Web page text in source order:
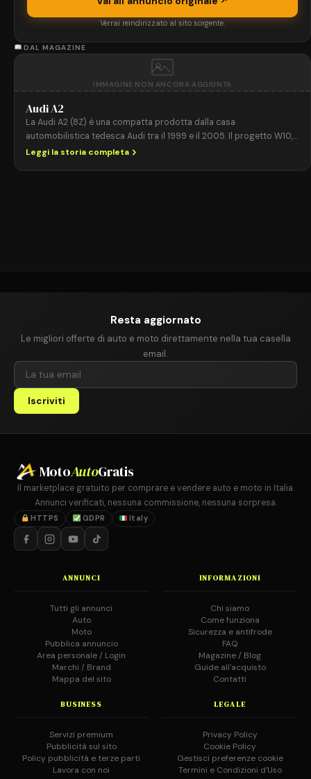
Verrai reindirizzato al sito sorgente.
DAL MAGAZINE
IMMAGINE NON ANCORA AGGIUNTA
Audi A2
La Audi A2 (8Z) è una compatta prodotta dalla casa
automobilistica tedesca Audi tra il 1999 e il 2005. Il progetto W10,
avviato nel 1996, propose l’uso massiccio dell’alluminio per la
Leggi la storia completa
Resta aggiornato
Le migliori offerte di auto e moto direttamente nella tua casella
email.
Iscriviti
MotoAutoGratis
Il marketplace gratuito per comprare e vendere auto e moto in Italia.
Annunci verificati, nessuna commissione, nessuna sorpresa.
HTTPS GDPR Italy
ANNUNCI
Tutti gli annunci
Auto
Moto
Pubblica annuncio
Area personale / Login
Marchi / Brand
Mappa del sito
INFORMAZIONI
Chi siamo
Come funziona
Sicurezza e antifrode
FAQ
Magazine / Blog
Guide all'acquisto
Contatti
BUSINESS
Servizi premium
Pubblicità sul sito
Policy pubblicità e terze parti
Lavora con noi
LEGALE
Privacy Policy
Cookie Policy
Gestisci preferenze cookie
Termini e Condizioni d'Uso